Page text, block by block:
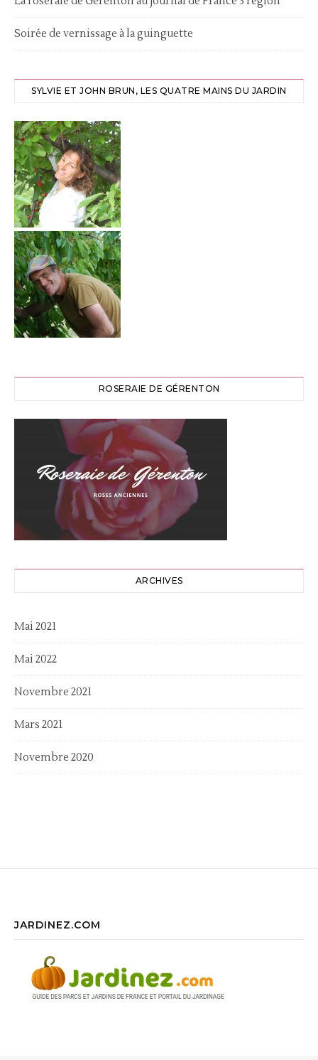
Soirée de vernissage à la guinguette
SYLVIE ET JOHN BRUN, LES QUATRE MAINS DU JARDIN
ROSERAIE DE GÉRENTON
ARCHIVES
Mai 2021
Mai 2022
Novembre 2021
Mars 2021
Novembre 2020
JARDINEZ.COM